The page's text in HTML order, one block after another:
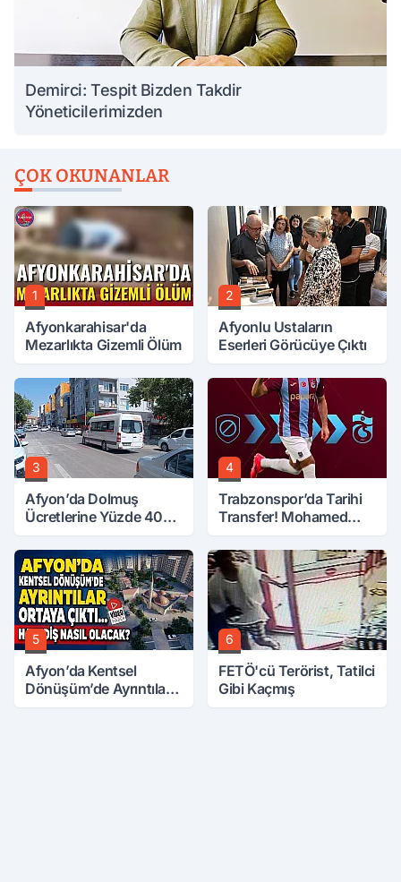
Demirci: Tespit Bizden Takdir
Yöneticilerimizden
ÇOK OKUNANLAR
1
Afyonkarahisar'da
Mezarlıkta Gizemli Ölüm
2
Afyonlu Ustaların
Eserleri Görücüye Çıktı
3
Afyon’da Dolmuş
Ücretlerine Yüzde 40
4
Trabzonspor’da Tarihi
Transfer! Mohamed
5
Afyon’da Kentsel
Dönüşüm’de Ayrıntılar
6
FETÖ'cü Terörist, Tatilci
Gibi Kaçmış